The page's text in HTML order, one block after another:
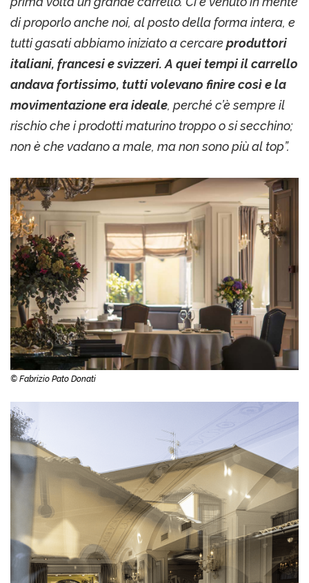
di proporlo anche noi, al posto della forma intera, e
tutti gasati abbiamo iniziato a cercareproduttori
italiani, francesi e svizzeri.A quei tempi il carrello
andava fortissimo, tutti volevano finire così e la
movimentazione era ideale, perché c’è sempre il
rischio che i prodotti maturino troppo o si secchino;
non è che vadano a male, ma non sono più al top”.
© Fabrizio Pato Donati